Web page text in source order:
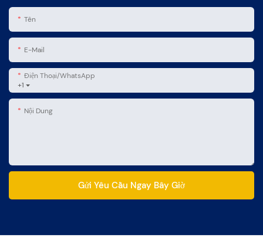
Tên
E-Mail
+1
Điện Thoại/WhatsApp
Nội Dung
Gửi Yêu Cầu Ngay Bây Giờ